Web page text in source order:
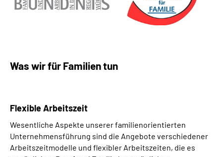
Was wir für Familien tun
Flexible Arbeitszeit
Wesentliche Aspekte unserer familienorientierten
Unternehmensführung sind die Angebote verschiedener
Arbeitszeitmodelle und flexibler Arbeitszeiten, die es